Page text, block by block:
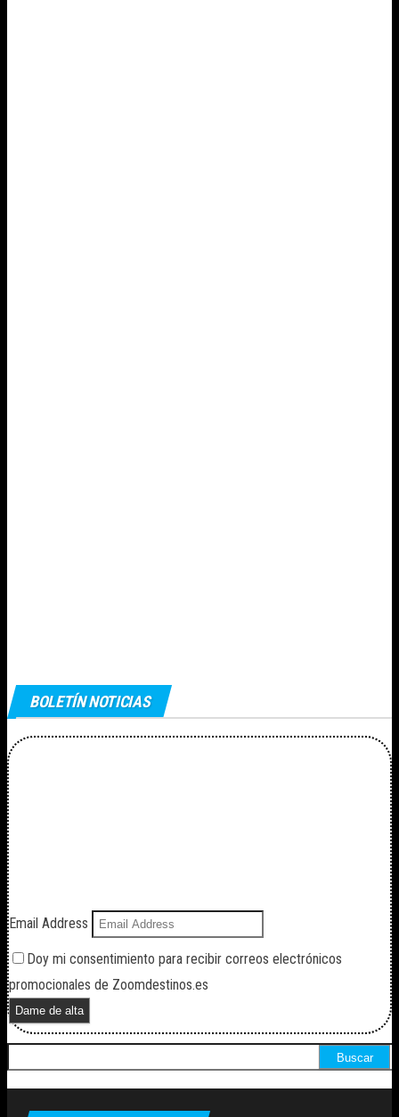
BOLETÍN NOTICIAS
Alta Boletín
Email Address
Doy mi consentimiento para recibir correos electrónicos
promocionales de Zoomdestinos.es